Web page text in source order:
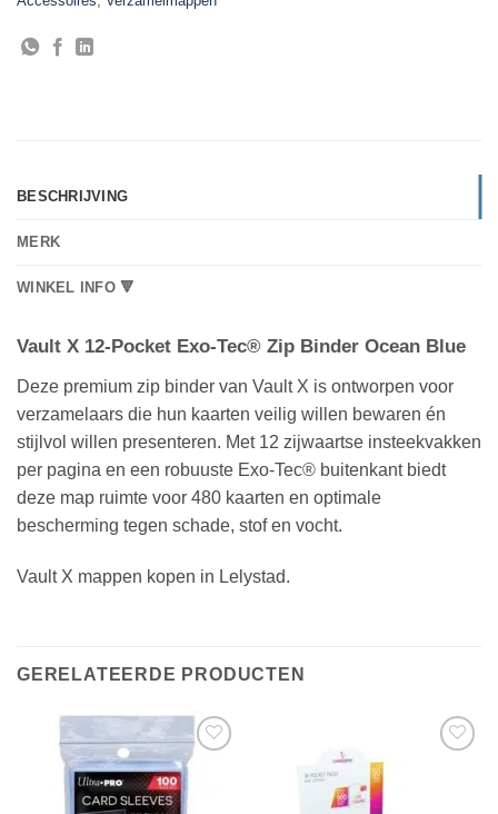
BESCHRIJVING
MERK
WINKEL INFO 🔻
Vault X 12-Pocket Exo-Tec® Zip Binder Ocean Blue
Deze premium zip binder van Vault X is ontworpen voor
verzamelaars die hun kaarten veilig willen bewaren én
stijlvol willen presenteren. Met 12 zijwaartse insteekvakken
per pagina en een robuuste Exo-Tec® buitenkant biedt
deze map ruimte voor 480 kaarten en optimale
bescherming tegen schade, stof en vocht.
Vault X mappen kopen in Lelystad.
GERELATEERDE PRODUCTEN